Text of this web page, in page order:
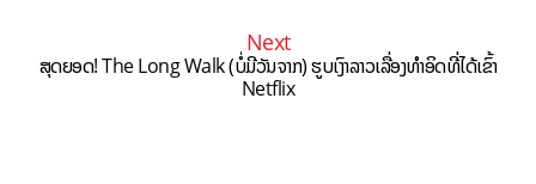
Next
ສຸດຍອດ! The Long Walk (ບໍ່ມີວັນຈາກ) ຮູບເງົາລາວເລື່ອງທຳອິດທີ່ໄດ້ເຂົ້າ
Netflix